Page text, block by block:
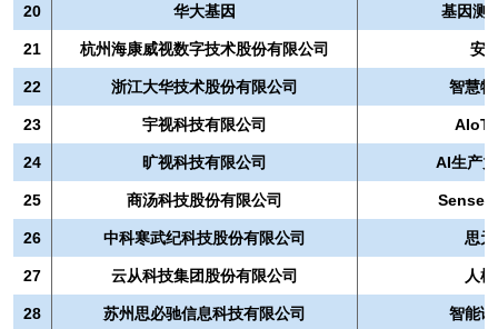
20 华大基因 基因测
21 杭州海康威视数字技术股份有限公司 安
22 浙江大华技术股份有限公司 智慧
23 宇视科技有限公司 AIoT
24 旷视科技有限公司 AI生产
25 商汤科技股份有限公司
26 中科寒武纪科技股份有限公司 思
27 云从科技集团股份有限公司 人
28 苏州思必驰信息科技有限公司 智能